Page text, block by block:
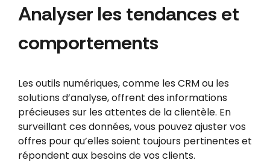
Analyser les tendances et
comportements
Les outils numériques, comme les CRM ou les
solutions d’analyse, offrent des informations
précieuses sur les attentes de la clientèle. En
surveillant ces données, vous pouvez ajuster vos
offres pour qu’elles soient toujours pertinentes et
répondent aux besoins de vos clients.